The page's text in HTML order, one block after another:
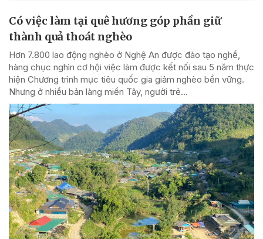
Có việc làm tại quê hương góp phần giữ
thành quả thoát nghèo
Hơn 7.800 lao động nghèo ở Nghệ An được đào tạo nghề,
hàng chục nghìn cơ hội việc làm được kết nối sau 5 năm thực
hiện Chương trình mục tiêu quốc gia giảm nghèo bền vững.
Nhưng ở nhiều bản làng miền Tây, người trẻ...